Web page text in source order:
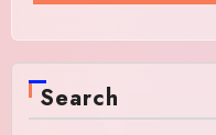
Search